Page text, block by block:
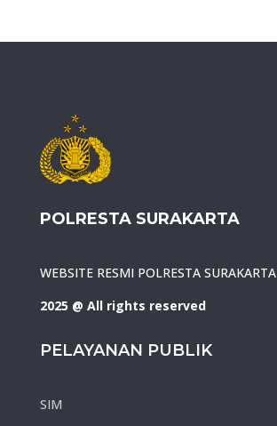
POLRESTA SURAKARTA
WEBSITE RESMI POLRESTA SURAKARTA
2025 @ All rights reserved
PELAYANAN PUBLIK
SIM